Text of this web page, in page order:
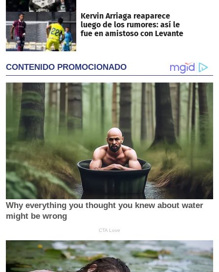
Kervin Arriaga reaparece
luego de los rumores: así le
fue en amistoso con Levante